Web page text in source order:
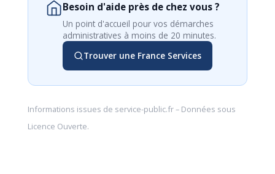
Besoin d'aide près de chez vous ?
Un point d'accueil pour vos démarches
administratives à moins de 20 minutes.
Trouver une France Services
Informations issues de service-public.fr– Données sous
Licence Ouverte.